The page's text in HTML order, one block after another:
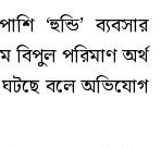
‘হুন্ডি’ ব্যবসার
বিপুল পরিমাণ অর্থ
ঘটছে বলে অভিযোগ